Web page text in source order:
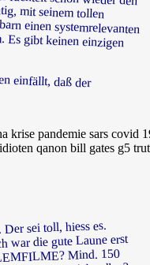
einfällt, daß der
sei toll, hiess es.
war die gute Laune erst
Mind. 150